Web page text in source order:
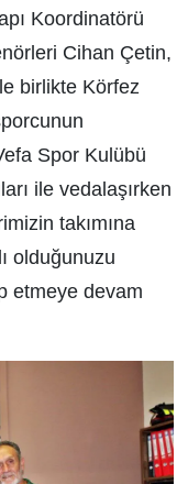
Koordinatörü
Cihan Çetin,
birlikte Körfez
Spor Kulübü
ile vedalaşırken
takımına
olduğunuzu
etmeye devam